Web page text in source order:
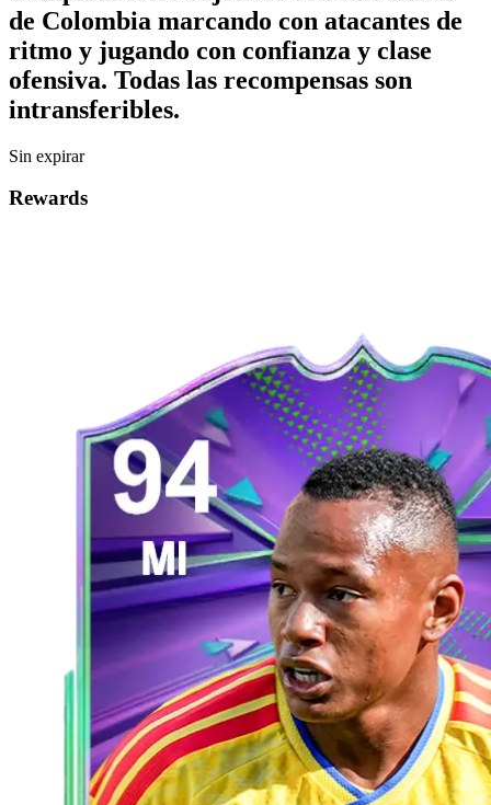
de Colombia marcando con atacantes de
ritmo y jugando con confianza y clase
ofensiva. Todas las recompensas son
intransferibles.
Sin expirar
Rewards